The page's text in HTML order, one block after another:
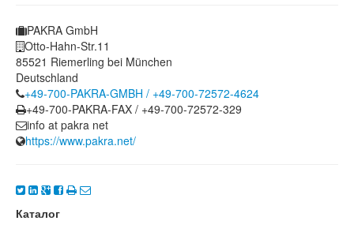
PAKRA GmbH
Otto-Hahn-Str.11
85521 Riemerling bei München
Deutschland
+49-700-PAKRA-GMBH / +49-700-72572-4624
+49-700-PAKRA-FAX / +49-700-72572-329
info at pakra net
https://www.pakra.net/
Каталог